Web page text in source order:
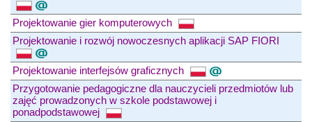
Projektowanie gier komputerowych
Projektowanie i rozwój nowoczesnych aplikacji SAP FIORI
Projektowanie interfejsów graficznych
Przygotowanie pedagogiczne dla nauczycieli przedmiotów lub
zajęć prowadzonych w szkole podstawowej i
ponadpodstawowej